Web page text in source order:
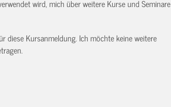
wird, mich über weitere Kurse und Seminare
diese Kursanmeldung. Ich möchte keine weitere